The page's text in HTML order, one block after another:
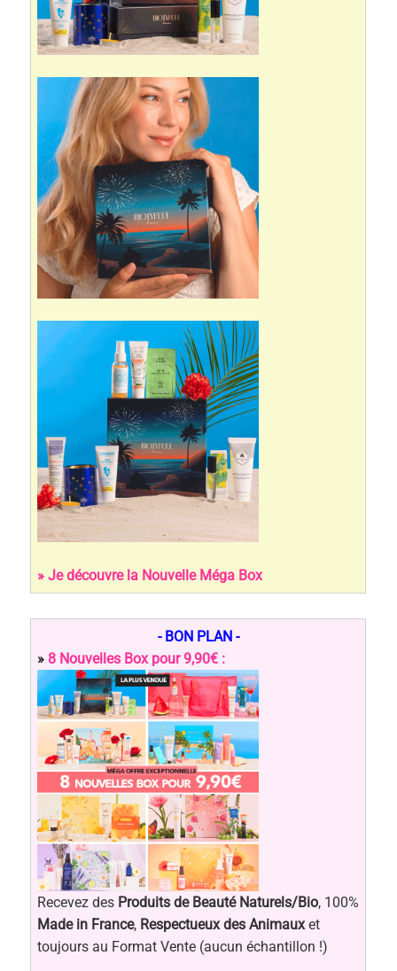
» Je découvre la Nouvelle Méga Box
- BON PLAN -
» 8 Nouvelles Box pour 9,90€ :
Recevez des Produits de Beauté Naturels/Bio, 100%
Made in France, Respectueux des Animauxet
toujours au Format Vente (aucun échantillon !)